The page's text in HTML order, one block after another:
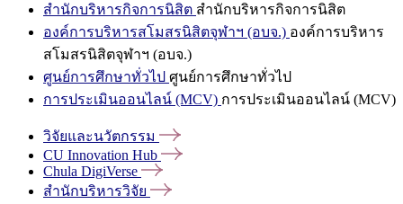
สำนักบริหารกิจการนิสิต สำนักบริหารกิจการนิสิต
องค์การบริหารสโมสรนิสิตจุฬาฯ (อบจ.) องค์การบริหาร
สโมสรนิสิตจุฬาฯ (อบจ.)
ศูนย์การศึกษาทั่วไป ศูนย์การศึกษาทั่วไป
การประเมินออนไลน์ (MCV) การประเมินออนไลน์ (MCV)
วิจัยและนวัตกรรม
CU Innovation Hub
Chula DigiVerse
สำนักบริหารวิจัย